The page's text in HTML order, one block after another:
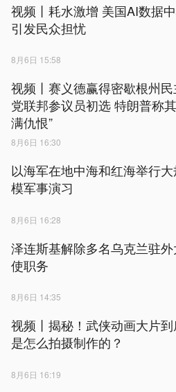
视频丨耗水激增 美国AI数据
引发民众担忧
8月6日 15:58
视频丨赛义德赢得密歇根州民
党联邦参议员初选 特朗普称
满仇恨”
8月6日 16:30
以海军在地中海和红海举行
模军事演习
8月6日 16:28
泽连斯基解除多名乌克兰驻外
使职务
8月6日 14:35
视频丨揭秘！武侠动画大片
是怎么拍摄制作的？
8月6日 16:19